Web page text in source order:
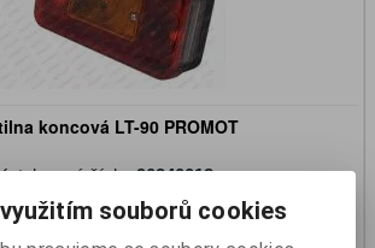
koncová LT-90 PROMOT
číslo:90240013
Skladem:
Ano
239 Kč
souborů cookies